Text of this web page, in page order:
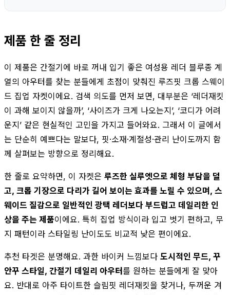
제품 한 줄 정리
이 제품은 간절기에 바로 꺼내 입기 좋은 여성용 레더 블루종 계
열의 아우터를 찾는 분들에게 초점이 맞춰진 루즈핏 크롭 스웨이
드 집업 자켓이에요. 검색 의도를 먼저 보면, 대부분은 ‘레더재킷
이 과해 보이지 않을까’, ‘사이즈가 크게 나오는지’, ‘코디가 어려
운지’ 같은 현실적인 고민을 가지고 들어와요. 그래서 이 글에서
는 단순히 예쁘다는 말보다, 핏·소재·계절성·관리 난이도까지 함
께 살펴보는 방향으로 정리해요.
한 줄로 요약하면, 이 자켓은 루즈한 실루엣으로 체형 부담을 덜
고, 크롭 기장으로 다리가 길어 보이는 효과를 노릴 수 있으며, 스
웨이드 질감으로 일반적인 광택 레더보다 부드럽고 데일리한 인
상을 주는 제품이에요. 특히 집업 방식이라 입고 벗기 편하고, 무
지 패턴이라 스타일링 난이도도 비교적 낮은 편이에요.
추천 타겟은 분명해요. 과한 바이커 느낌보다 도시적인 무드, 꾸
안꾸 스타일, 간절기 데일리 아우터를 원하는 분들에게 잘 맞아
요. 반대로 아주 타이트한 슬림핏 레더재킷을 찾거나, 두꺼운 겨